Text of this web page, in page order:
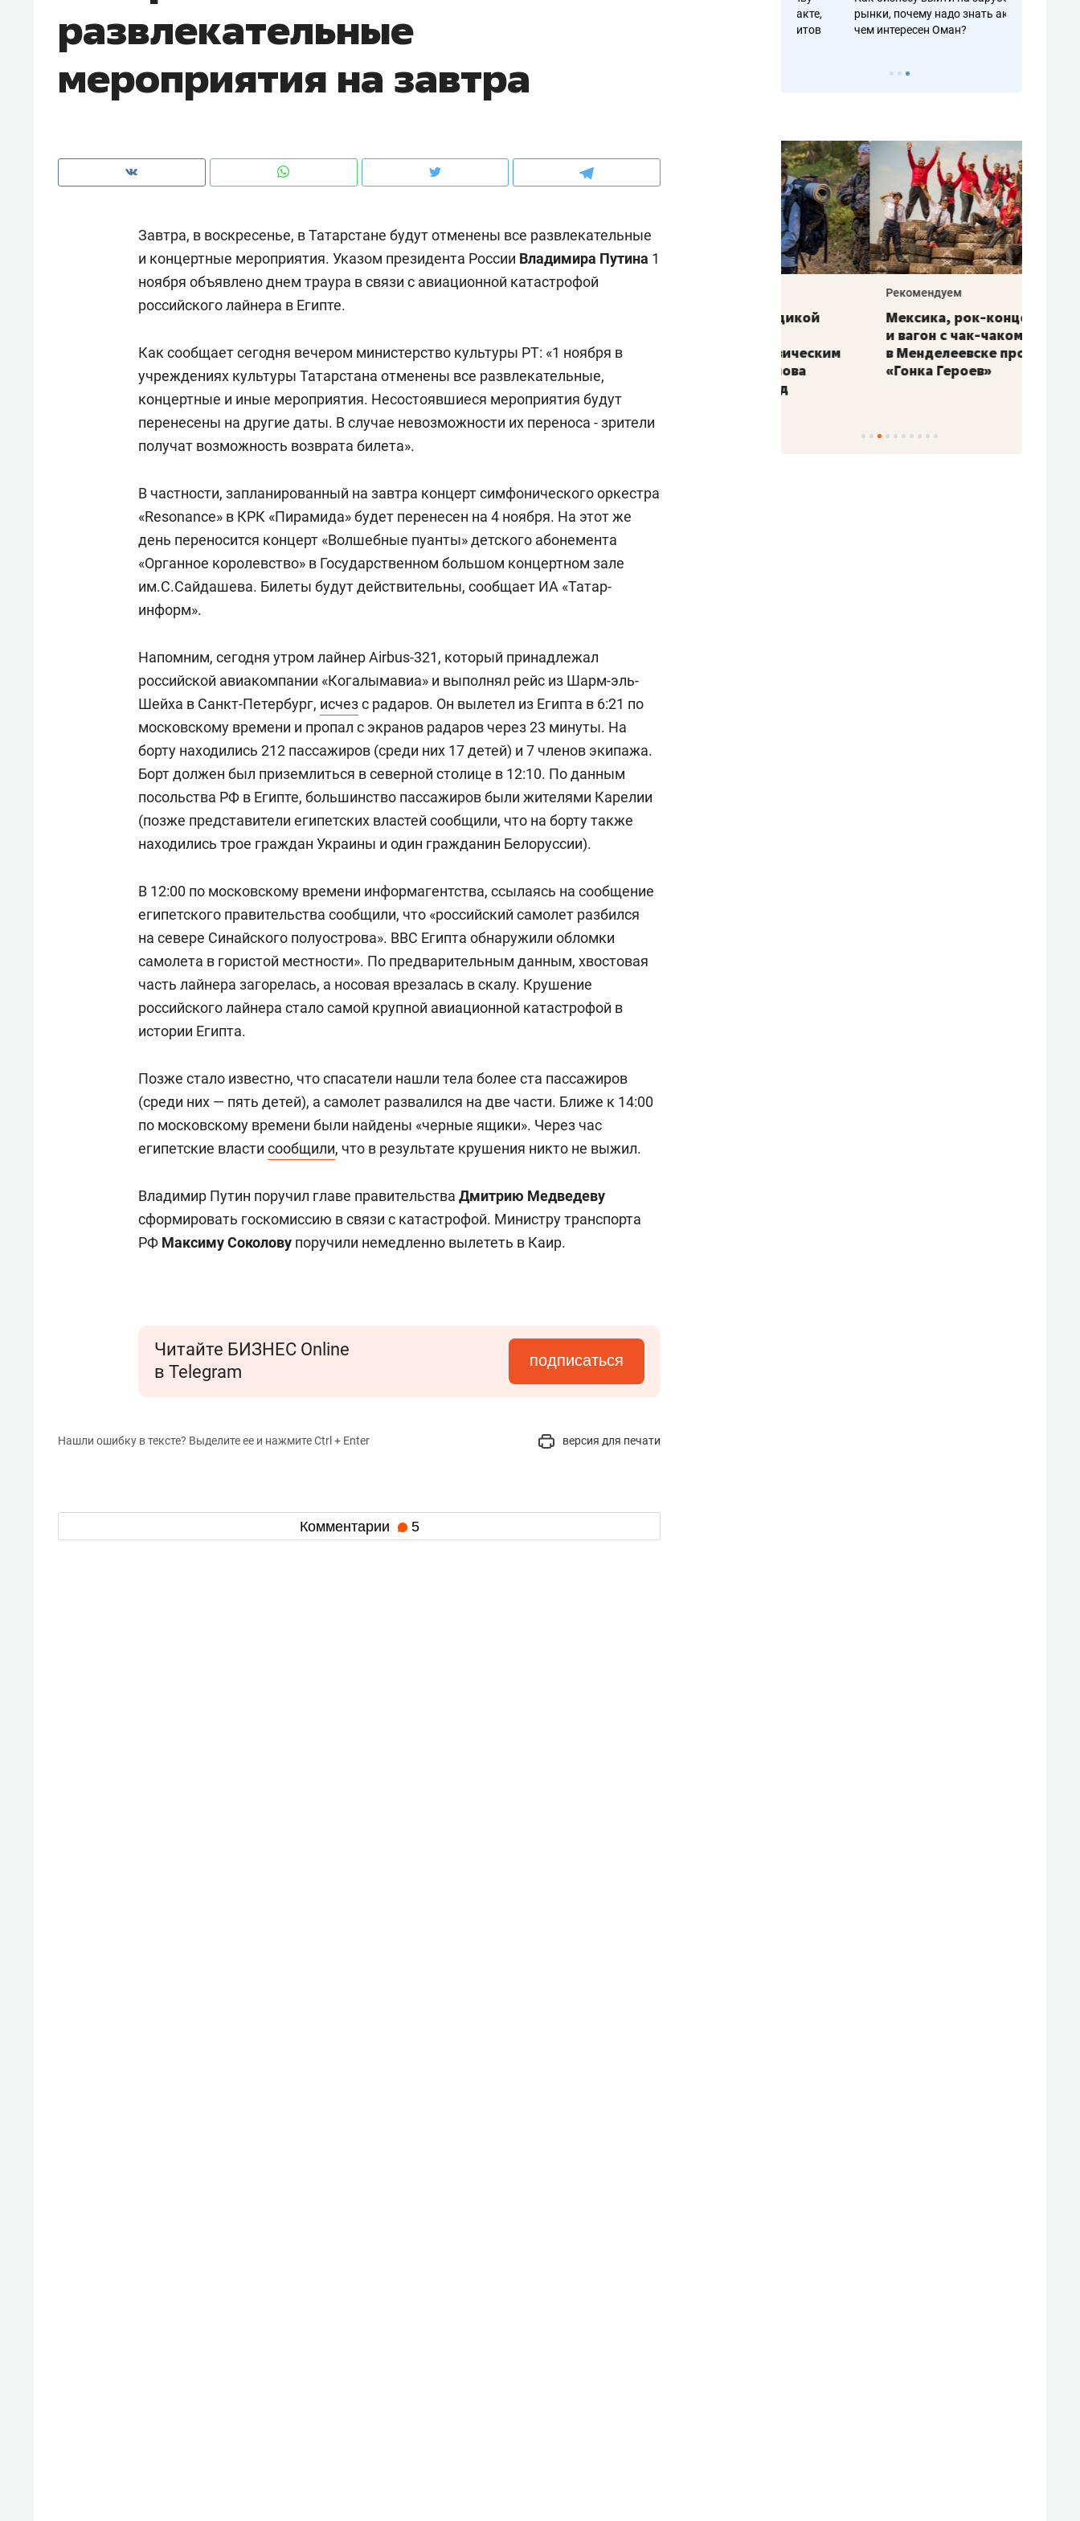
развлекательные
мероприятия на завтра
Завтра, в воскресенье, в Татарстане будут отменены все развлекательные
и концертные мероприятия. Указом президента России Владимира Путина 1
ноября объявлено днем траура в связи с авиационной катастрофой
российского лайнера в Египте.
Как сообщает сегодня вечером министерство культуры РТ: «1 ноября в
учреждениях культуры Татарстана отменены все развлекательные,
концертные и иные мероприятия. Несостоявшиеся мероприятия будут
перенесены на другие даты. В случае невозможности их переноса - зрители
получат возможность возврата билета».
В частности, запланированный на завтра концерт симфонического оркестра
«Resonance» в КРК «Пирамида» будет перенесен на 4 ноября. На этот же
день переносится концерт «Волшебные пуанты» детского абонемента
«Органное королевство» в Государственном большом концертном зале
им.С.Сайдашева. Билеты будут действительны, сообщает ИА «Татар-
информ».
Напомним, сегодня утром лайнер Airbus-321, который принадлежал
российской авиакомпании «Когалымавиа» и выполнял рейс из Шарм-эль-
Шейха в Санкт-Петербург, исчезс радаров. Он вылетел из Египта в 6:21 по
московскому времени и пропал с экранов радаров через 23 минуты. На
борту находились 212 пассажиров (среди них 17 детей) и 7 членов экипажа.
Борт должен был приземлиться в северной столице в 12:10. По данным
посольства РФ в Египте, большинство пассажиров были жителями Карелии
(позже представители египетских властей сообщили, что на борту также
находились трое граждан Украины и один гражданин Белоруссии).
В 12:00 по московскому времени информагентства, ссылаясь на сообщение
египетского правительства сообщили, что «российский самолет разбился
на севере Синайского полуострова». ВВС Египта обнаружили обломки
самолета в гористой местности». По предварительным данным, хвостовая
часть лайнера загорелась, а носовая врезалась в скалу. Крушение
российского лайнера стало самой крупной авиационной катастрофой в
истории Египта.
Позже стало известно, что спасатели нашли тела более ста пассажиров
(среди них — пять детей), а самолет развалился на две части. Ближе к 14:00
по московскому времени были найдены «черные ящики». Через час
египетские власти сообщили, что в результате крушения никто не выжил.
Владимир Путин поручил главе правительства Дмитрию Медведеву
сформировать госкомиссию в связи с катастрофой. Министру транспорта
РФ Максиму Соколову поручили немедленно вылететь в Каир.
Читайте БИЗНЕС Online
в Telegram
подписаться
Нашли ошибку в тексте? Выделите ее и нажмите Ctrl + Enter версия для печати
Комментарии 5
чем интересен Оман?
клиентах и чудных запросах мастеров
рынки, почему надо знать аксакалов и
чем интересен Оман?
Как ГК «МИР ГРУПП» и ВТБ
комфорта под Казанью
Рекомендуем
безопасность в ЖК «Нова»
Рекомендуем
с ментальным и физическим
состоянием как основа
антихрупких команд
Мексика, рок-концерт
и вагон с чак-чаком: как
в Менделеевске прошла
«Гонка Героев»